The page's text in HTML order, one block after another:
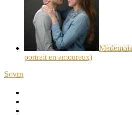
portrait en amoureux)
Sovrn